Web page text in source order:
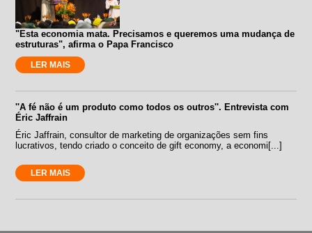
"Esta economia mata. Precisamos e queremos uma mudança de
estruturas", afirma o Papa Francisco
LER MAIS
''A fé não é um produto como todos os outros''. Entrevista com
Éric Jaffrain
Éric Jaffrain, consultor de marketing de organizações sem fins
lucrativos, tendo criado o conceito de gift economy, a economi[...]
LER MAIS